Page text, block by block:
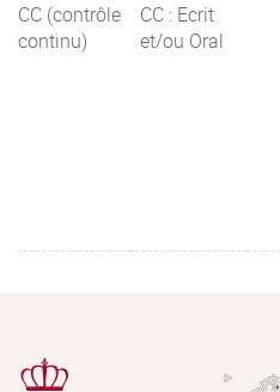
CC (contrôle
continu)
CC : Ecrit
et/ou Oral